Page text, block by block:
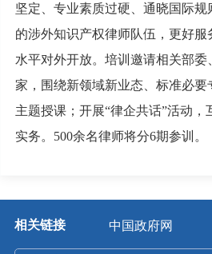
坚定、专业素质过硬、通晓国际
的涉外知识产权律师队伍，更好
水平对外开放。培训邀请相关部
家，围绕新领域新业态、标准必
主题授课；开展“律企共话”活动，
实务。500余名律师将分6期参训。
相关链接 中国政府网